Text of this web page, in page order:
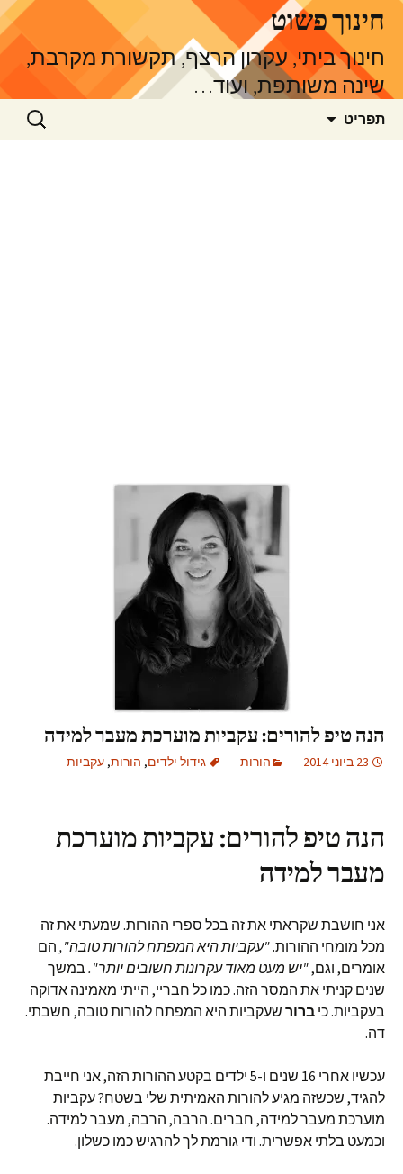
לדלג
לתוכןחינוך פשוט
חינוך ביתי, עקרון הרצף, תקשורת מקרבת,
שינה משותפת, ועוד…
תפריט חיפוש:
הנה טיפ להורים: עקביות מוערכת מעבר למידה
23 ביוני 2014 הורות גידול ילדים, הורות, עקביות
הנה טיפ להורים: עקביות מוערכת
מעבר למידה
אני חושבת שקראתי את זה בכל ספרי ההורות. שמעתי את זה
מכל מומחי ההורות."עקביות היא המפתח להורות טובה", הם
אומרים, וגם,"יש מעט מאוד עקרונות חשובים יותר". במשך
שנים קניתי את המסר הזה. כמו כל חבריי, הייתי מאמינה אדוקה
בעקביות. כי ברור שעקביות היא המפתח להורות טובה, חשבתי.
דה.
עכשיו אחרי 16 שנים ו-5 ילדים בקטע ההורות הזה, אני חייבת
להגיד, שכשזה מגיע להורות האמיתית שלי בשטח? עקביות
מוערכת מעבר למידה, חברים. הרבה, הרבה, מעבר למידה.
וכמעט בלתי אפשרית. ודי גורמת לך להרגיש כמו כשלון.